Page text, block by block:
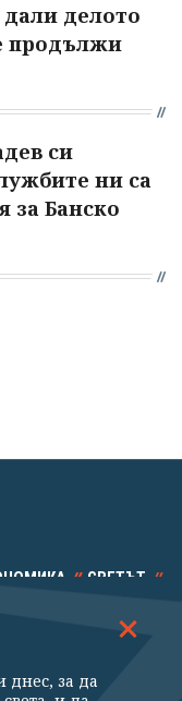
делото
продължи
си
ни са
за Банско
СВЕТЪТ
КАЛЕЙДОСКОП
днес, за да